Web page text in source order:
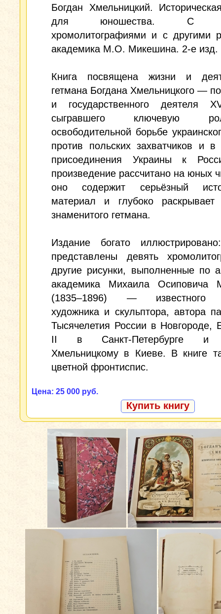
Богдан Хмельницкий.
для юношества. С
хромолитографиями и с другими
академика М.О. Микешина. 2-е изд.
Книга посвящена жизни и
гетмана Богдана Хмельницкого —
и государственного деятеля
сыгравшего ключевую
освободительной борьбе
против польских захватчиков и в
присоединения Украины к
произведение рассчитано на юных
оно содержит серьёзный
материал и глубоко раскрывает
знаменитого гетмана.
Издание богато
представлены девять
другие рисунки, выполненные по
академика Михаила Осиповича
(1835–1896) — известного
художника и скульптора, автора
Тысячелетия России в Новгороде,
II в Санкт‑Петербурге и
Хмельницкому в Киеве. В книге
цветной фронтиспис.
Цена: 25 000 руб.
Купить книгу